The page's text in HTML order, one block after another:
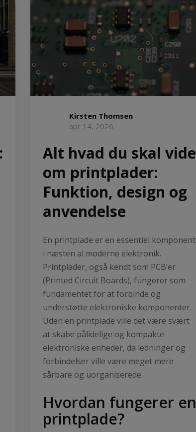
Kirsten Thomsen
apr 14, 2026
Alt hvad du skal vide
om printplader:
Funktion, design og
anvendelse
En printplade er en essentiel komponent
i næsten al moderne elektronik.
Printplader, også kendt som PCB’er
(Printed Circuit Boards), fungerer som
fundamentet for at forbinde og
understøtte elektroniske komponenter.
Uden en printplade ville det være svært
at skabe pålidelige og kompakte
elektroniske enheder, da ledninger og
forbindelser ville være meget mere
sårbare og uorganiserede.
Hvordan fungerer en
printplade?